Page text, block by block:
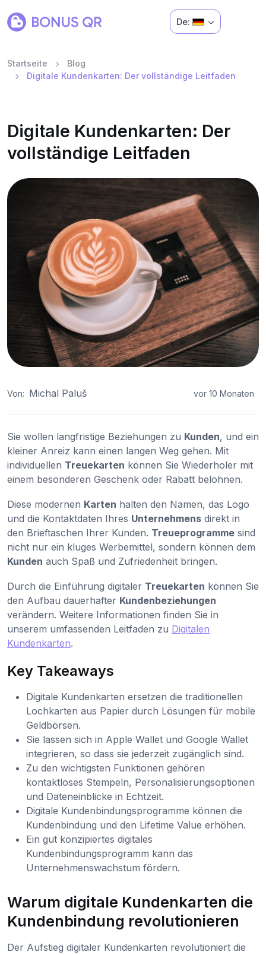
De:
Startseite
Blog
Digitale Kundenkarten: Der vollständige Leitfaden
Digitale Kundenkarten: Der
vollständige Leitfaden
Von: Michal Paluš vor 10 Monaten
Sie wollen langfristige Beziehungen zu Kunden, und ein
kleiner Anreiz kann einen langen Weg gehen. Mit
individuellen Treuekarten können Sie Wiederholer mit
einem besonderen Geschenk oder Rabatt belohnen.
Diese modernen Karten halten den Namen, das Logo
und die Kontaktdaten Ihres Unternehmens direkt in
den Brieftaschen Ihrer Kunden. Treueprogramme sind
nicht nur ein kluges Werbemittel, sondern können dem
Kunden auch Spaß und Zufriedenheit bringen.
Durch die Einführung digitaler Treuekarten können Sie
den Aufbau dauerhafter Kundenbeziehungen
verändern. Weitere Informationen finden Sie in
unserem umfassenden Leitfaden zu Digitalen
Kundenkarten.
Key Takeaways
Digitale Kundenkarten ersetzen die traditionellen
Lochkarten aus Papier durch Lösungen für mobile
Geldbörsen.
Sie lassen sich in Apple Wallet und Google Wallet
integrieren, so dass sie jederzeit zugänglich sind.
Zu den wichtigsten Funktionen gehören
kontaktloses Stempeln, Personalisierungsoptionen
und Dateneinblicke in Echtzeit.
Digitale Kundenbindungsprogramme können die
Kundenbindung und den Lifetime Value erhöhen.
Ein gut konzipiertes digitales
Kundenbindungsprogramm kann das
Unternehmenswachstum fördern.
Warum digitale Kundenkarten die
Kundenbindung revolutionieren
Der Aufstieg digitaler Kundenkarten revolutioniert die